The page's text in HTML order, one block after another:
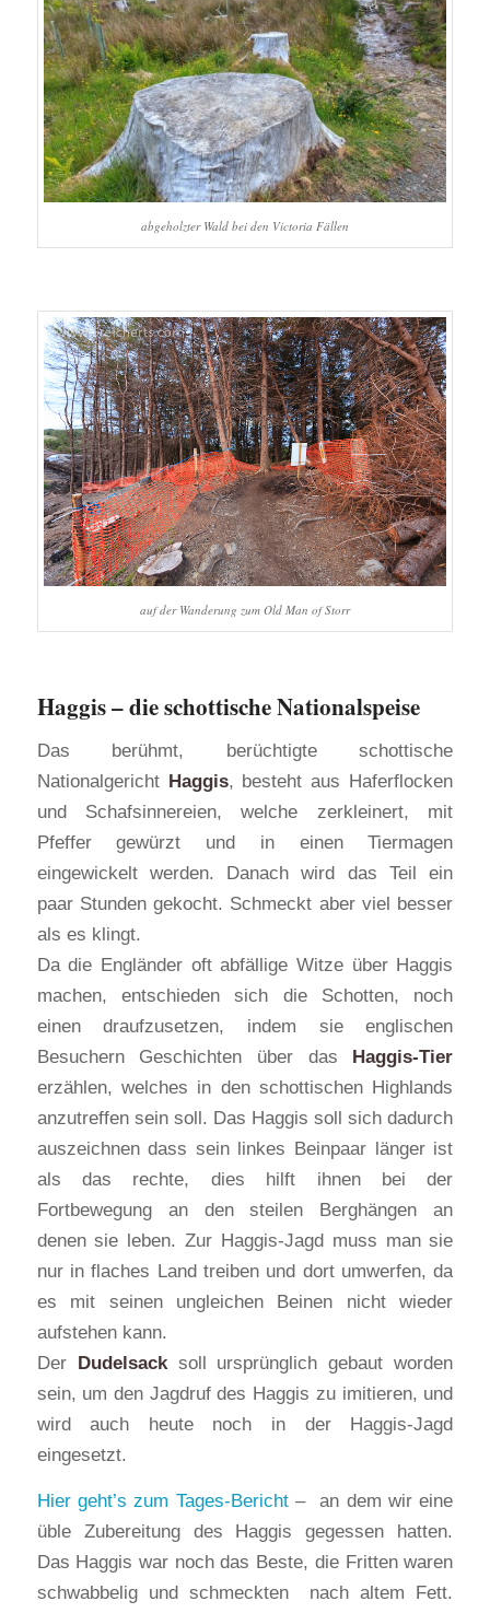
abgeholzter Wald bei den Victoria Fällen
auf der Wanderung zum Old Man of Storr
Haggis – die schottische Nationalspeise
Das berühmt, berüchtigte schottische
Nationalgericht Haggis, besteht aus Haferflocken
und Schafsinnereien, welche zerkleinert, mit
Pfeffer gewürzt und in einen Tiermagen
eingewickelt werden. Danach wird das Teil ein
paar Stunden gekocht. Schmeckt aber viel besser
als es klingt.
Da die Engländer oft abfällige Witze über Haggis
machen, entschieden sich die Schotten, noch
einen draufzusetzen, indem sie englischen
Besuchern Geschichten über das Haggis-Tier
erzählen, welches in den schottischen Highlands
anzutreffen sein soll. Das Haggis soll sich dadurch
auszeichnen dass sein linkes Beinpaar länger ist
als das rechte, dies hilft ihnen bei der
Fortbewegung an den steilen Berghängen an
denen sie leben. Zur Haggis-Jagd muss man sie
nur in flaches Land treiben und dort umwerfen, da
es mit seinen ungleichen Beinen nicht wieder
aufstehen kann.
Der Dudelsacksoll ursprünglich gebaut worden
sein, um den Jagdruf des Haggis zu imitieren, und
wird auch heute noch in der Haggis-Jagd
eingesetzt.
Hier geht’s zum Tages-Bericht– an dem wir eine
üble Zubereitung des Haggis gegessen hatten.
Das Haggis war noch das Beste, die Fritten waren
schwabbelig und schmeckten nach altem Fett.